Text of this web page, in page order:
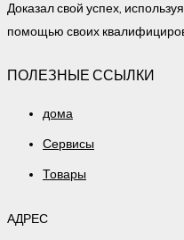
Доказал свой успех,
помощью своих
ПОЛЕЗНЫЕ ССЫЛКИ
дома
Сервисы
Товары
АДРЕС